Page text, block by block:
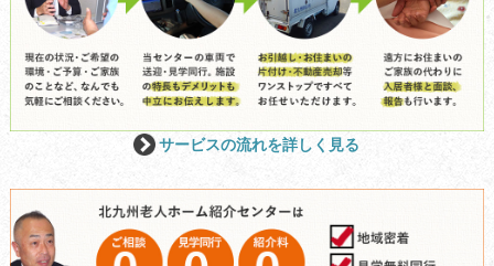
サービスの流れを詳しく見る